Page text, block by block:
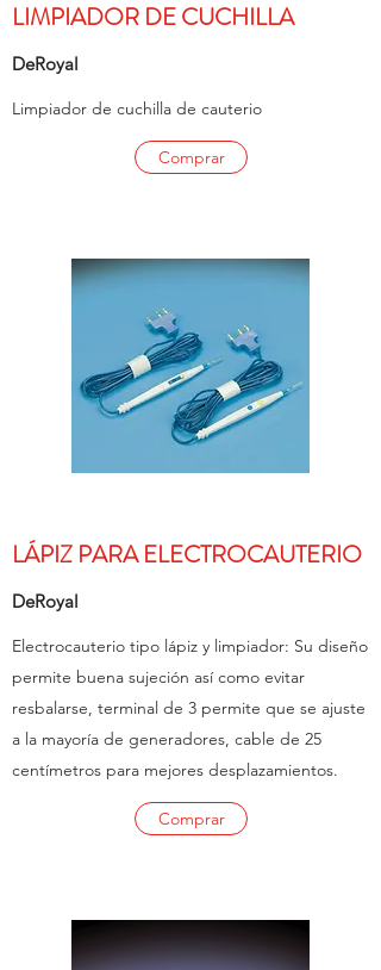
LIMPIADOR DE CUCHILLA
DeRoyal
Limpiador de cuchilla de cauterio
Comprar
LÁPIZ PARA ELECTROCAUTERIO
DeRoyal
Electrocauterio tipo lápiz y limpiador: Su diseño
permite buena sujeción así como evitar
resbalarse, terminal de 3 permite que se ajuste
a la mayoría de generadores, cable de 25
centímetros para mejores desplazamientos.
Comprar